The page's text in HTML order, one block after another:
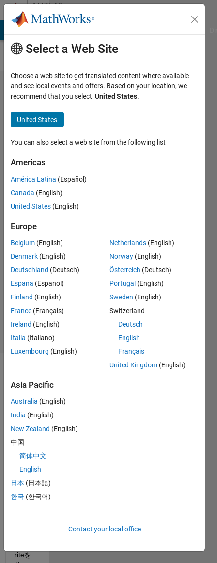
Skip to contentMATLAB
Answers
Parfor
ループ
内​で保
存先の
アドレ
スを​指
定して
dlmwri​
teを使
O.E
28 Feb
1 Answer
Answer
Accepted
Updated
4 Views
(30 days)
Parfo
rルー
プを
てシ
ミュ
レー
riteを
Select a Web Site
Choose a web site to get translated content where available
and see local events and offers. Based on your location, we
recommend that you select:United States.
United States
You can also select a web site from the following list
Americas
América Latina (Español)
Canada (English)
United States (English)
Europe
Belgium (English)
Denmark (English)
Deutschland (Deutsch)
España (Español)
Finland (English)
France (Français)
Ireland (English)
Italia (Italiano)
Luxembourg (English)
Netherlands (English)
Norway (English)
Österreich (Deutsch)
Portugal (English)
Sweden (English)
Switzerland
Deutsch
English
Français
United Kingdom (English)
Asia Pacific
Australia (English)
India (English)
New Zealand (English)
中国
简体中文
English
日本 (日本語)
한국 (한국어)
Contact your local office